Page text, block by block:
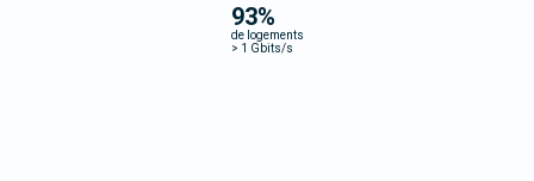
93%
de logements
> 1 Gbits/s